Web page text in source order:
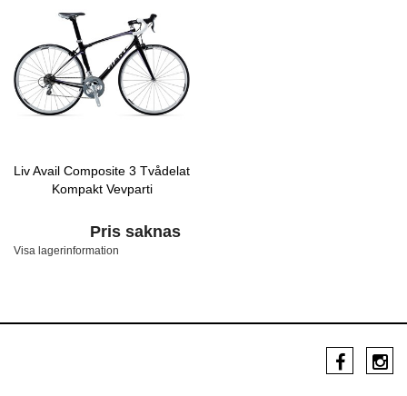
Liv Avail Composite 3 Tvådelat
Kompakt Vevparti
Pris saknas
Visa lagerinformation